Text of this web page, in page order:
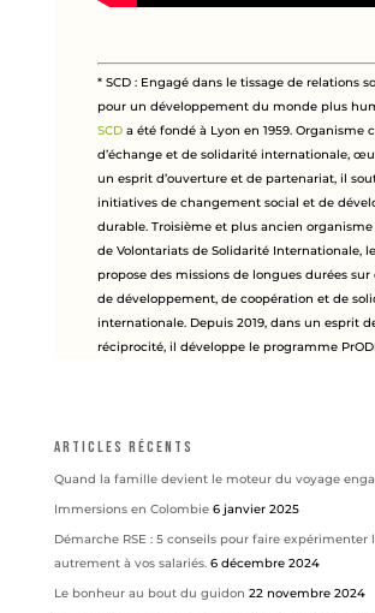
* SCD : Engagé dans le tissage de relations
pour un développement du monde plus
SCDa été fondé à Lyon en 1959. Organisme
d’échange et de solidarité internationale,
un esprit d’ouverture et de partenariat, il
initiatives de changement social et de
durable. Troisième et plus ancien
de Volontariats de Solidarité Internationale, le
propose des missions de longues durées sur
de développement, de coopération et de
internationale. Depuis 2019, dans un esprit
réciprocité, il développe le programme
Articles récents
Quand la famille devient le moteur du voyage
Immersions en Colombie 6 janvier 2025
Démarche RSE : 5 conseils pour faire expérimenter
autrement à vos salariés. 6 décembre 2024
Le bonheur au bout du guidon 22 novembre 2024